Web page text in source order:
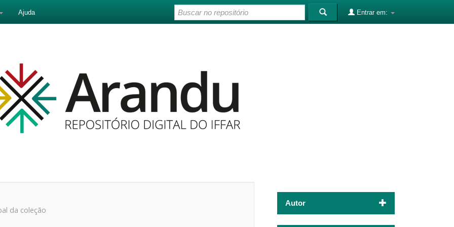
Ajuda Entrar em:
da coleção
Autor